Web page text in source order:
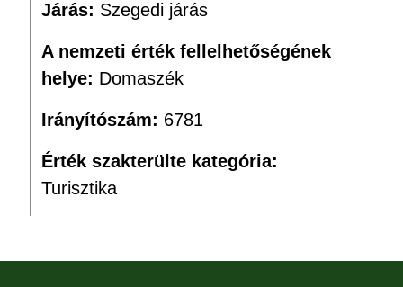
Járás: Szegedi járás
A nemzeti érték fellelhetőségének
helye: Domaszék
Irányítószám: 6781
Érték szakterülte kategória:
Turisztika